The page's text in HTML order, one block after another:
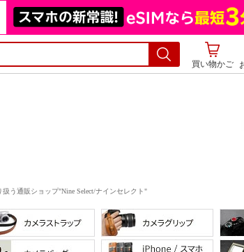
買い物かご
う通販ショップ"Nine Select/ナインセレクト"